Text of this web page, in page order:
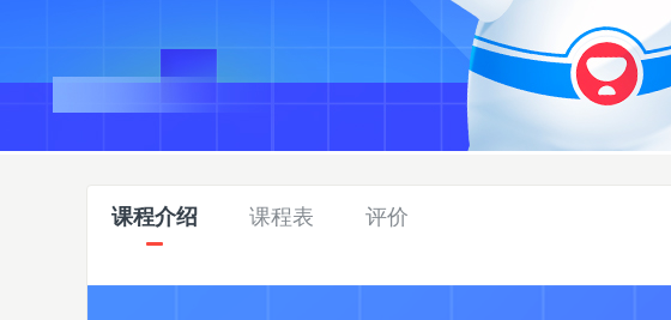
课程介绍 课程表 评价